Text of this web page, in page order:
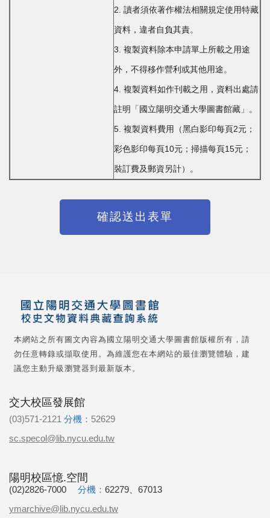
2. 讀者須依著作權法相關規定使用特藏
資料，違者自負其責。
3. 複製資料除本申請單上所載之用途
外，不得移作營利或其他用途。
4. 複製資料如作刊載之用，資料出處請
註明「國立陽明交通大學圖書館藏」。
5. 複製資料費用（黑白影印每頁2元；
彩色影印每頁10元；掃描每頁15元；
裝訂費及郵資另計）。
本網站之所有圖文內容為國立陽明交通大學圖書館版權所有，請
勿任意轉錄或擷取使用。為維護您在本網站的最佳瀏覽體驗，建
議您主動升級瀏覽器到最新版本。
交大校區發展館
(03)571-2121 分機： 52629
sc.specol@lib.nycu.edu.tw
陽明校區憶.空間
(02)2826-7000 分機： 62279、67013
ymarchive@lib.nycu.edu.tw